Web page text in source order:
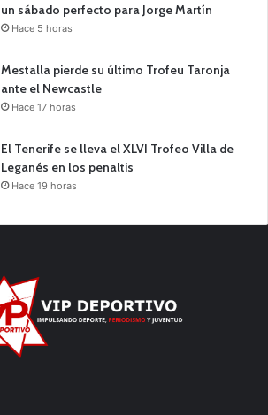
un sábado perfecto para Jorge Martín
Hace 5 horas
Mestalla pierde su último Trofeu Taronja
ante el Newcastle
Hace 17 horas
El Tenerife se lleva el XLVI Trofeo Villa de
Leganés en los penaltis
Hace 19 horas